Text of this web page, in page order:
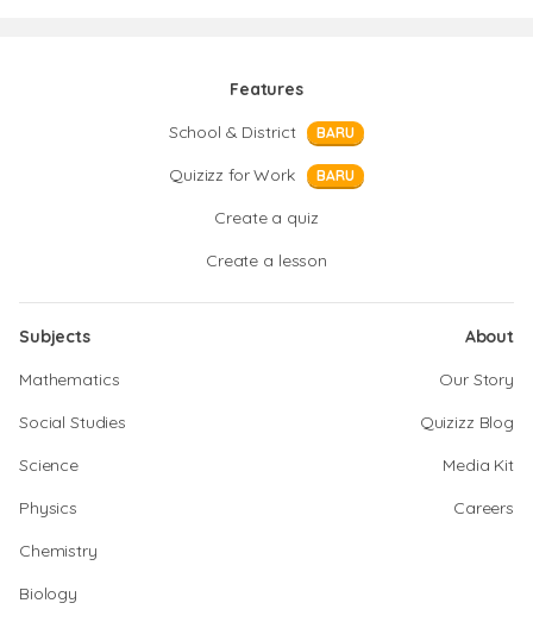
Features
School & District
BARU
Quizizz for Work BARU
Create a quiz
Create a lesson
Subjects
Mathematics
Social Studies
Science
Physics
Chemistry
Biology
About
Our Story
Quizizz Blog
Media Kit
Careers